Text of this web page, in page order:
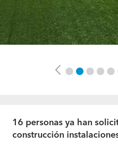
Previous
16 personas ya han
construcción